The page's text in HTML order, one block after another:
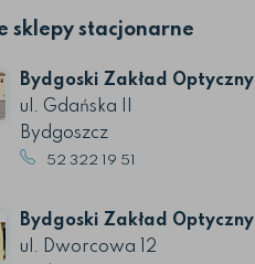
sklepy stacjonarne
Bydgoski Zakład Optyczny
ul. Gdańska II
Bydgoszcz
52 322 19 51
Bydgoski Zakład Optyczny
ul. Dworcowa 12